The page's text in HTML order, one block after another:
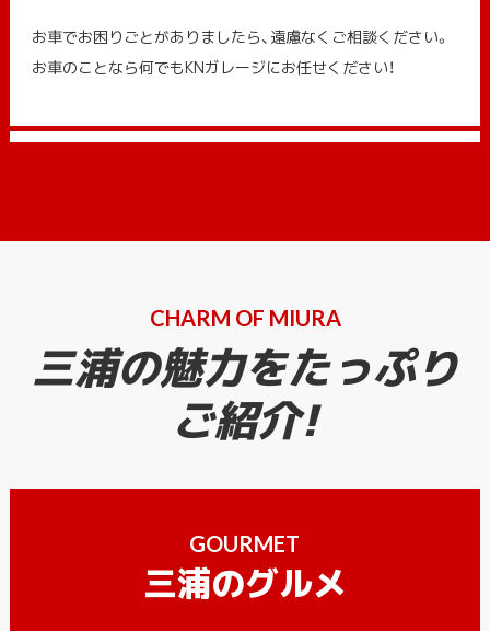
お車でお困りごとがありましたら、遠慮なくご相談ください。
お車のことなら何でもKNガレージにお任せください！
CHARM OF MIURA
三浦の魅力をたっぷり
ご紹介!
GOURMET
三浦のグルメ